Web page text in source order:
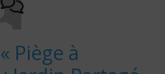
-
Piège à